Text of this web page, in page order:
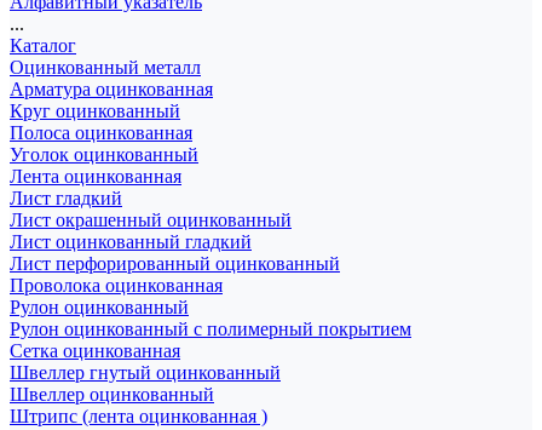
...
Каталог
Оцинкованный металл
Арматура оцинкованная
Круг оцинкованный
Полоса оцинкованная
Уголок оцинкованный
Лента оцинкованная
Лист гладкий
Лист окрашенный оцинкованный
Лист оцинкованный гладкий
Лист перфорированный оцинкованный
Проволока оцинкованная
Рулон оцинкованный
Рулон оцинкованный с полимерный покрытием
Сетка оцинкованная
Швеллер гнутый оцинкованный
Швеллер оцинкованный
Штрипс (лента оцинкованная )